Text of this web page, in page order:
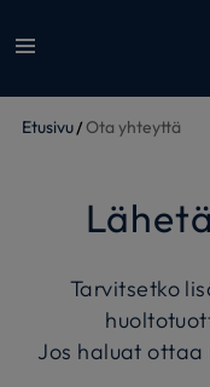
Etusivu Ota yhteyttä
Tarvitsetko
Jos haluat